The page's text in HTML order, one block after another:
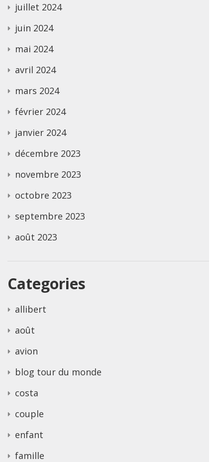
juillet 2024
juin 2024
mai 2024
avril 2024
mars 2024
février 2024
janvier 2024
décembre 2023
novembre 2023
octobre 2023
septembre 2023
août 2023
Categories
allibert
août
avion
blog tour du monde
costa
couple
enfant
famille